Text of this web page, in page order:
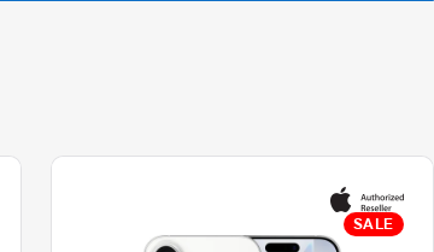
SALE